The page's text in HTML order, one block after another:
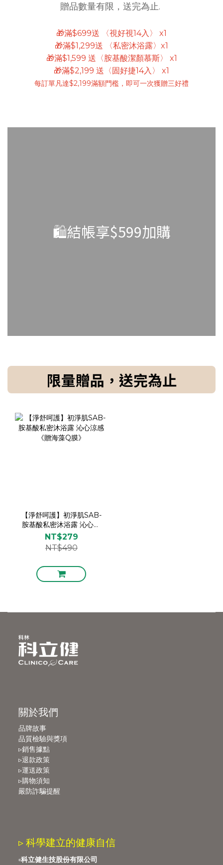
贈品數量有限，送完為止.
🎁滿$699送 〈視好視14入〉 x1
🎁滿$1,299送 〈私密沐浴露〉x1
🎁滿$1,599 送〈胺基酸潔顏慕斯〉 x1
🎁滿$2,199 送〈固好捷14入〉 x1
每訂單凡達$2,199滿額門檻，即可一次獲贈三好禮
🛍️結帳享$599加購
限量贈品，送完為止
【淨舒呵護】初淨肌SAB-
胺基酸私密沐浴露 沁心涼
感《贈海藻Q膜》
NT$279
NT$490
關於我們
品牌故事
品質檢驗與獎項
▹銷售據點
▹退款政策
▹運送政策
▹購物須知
嚴防詐騙提醒
▹ 科學建立的健康自信
▫️科立健生技股份有限公司